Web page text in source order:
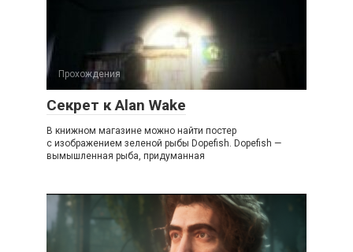
Прохождения
Секрет к Alan Wake
В книжном магазине можно найти постер
с изображением зеленой рыбы Dopefish. Dopefish —
вымышленная рыба, придуманная